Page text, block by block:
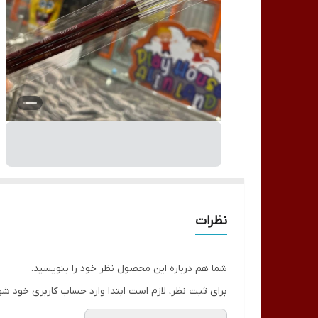
نظرات
شما هم درباره این محصول نظر خود را بنویسید.
برای ثبت نظر، لازم است ابتدا وارد حساب کاربری خود